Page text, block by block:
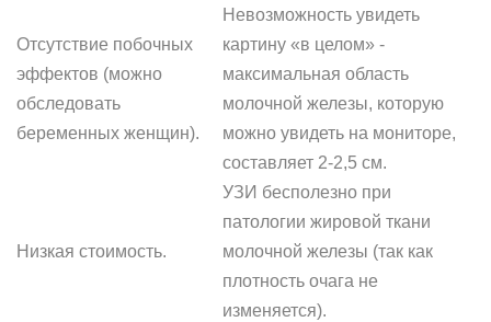
Отсутствие побочных
эффектов (можно
обследовать
беременных женщин).
Невозможность увидеть
картину «в целом» -
максимальная область
молочной железы, которую
можно увидеть на мониторе,
составляет 2-2,5 см.
Низкая стоимость.
УЗИ бесполезно при
патологии жировой ткани
молочной железы (так как
плотность очага не
изменяется).